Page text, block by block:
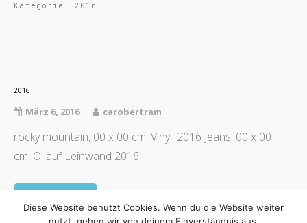
Kategorie: 2016
2016
März 6, 2016 carobertram
rocky mountain, 00 x 00 cm, Vinyl, 2016 Jeans, 00 x 00
cm, Öl auf Leinwand 2016
Read More
Diese Website benutzt Cookies. Wenn du die Website weiter